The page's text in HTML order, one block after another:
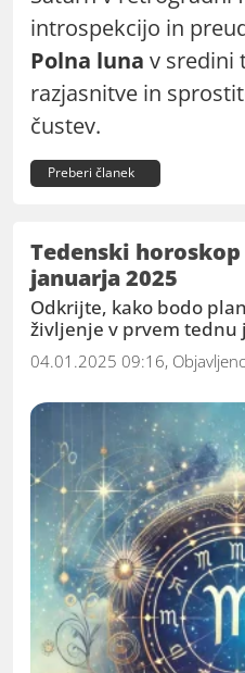
introspekcijo in
Polna luna v sredini
razjasnitve in
čustev.
Preberi članek
Tedenski horoskop
januarja 2025
Odkrijte, kako bodo
življenje v prvem tednu
04.01.2025 09:16,